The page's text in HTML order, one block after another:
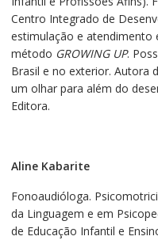
Centro Integrado de
estimulação e atendimento
método GROWING UP.
Brasil e no exterior. Autora
um olhar para além do
Editora.
Aline Kabarite
Fonoaudióloga.
da Linguagem e em
de Educação Infantil e